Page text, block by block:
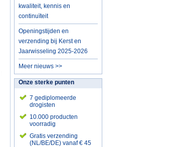
kwaliteit, kennis en
continuïteit
Openingstijden en
verzending bij Kerst en
Jaarwisseling 2025-2026
Meer nieuws >>
Onze sterke punten
7 gediplomeerde
drogisten
10.000 producten
voorradig
Gratis verzending
(NL/BE/DE) vanaf € 45